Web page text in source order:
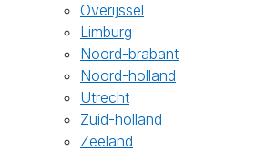
Overijssel
Limburg
Noord-brabant
Noord-holland
Utrecht
Zuid-holland
Zeeland